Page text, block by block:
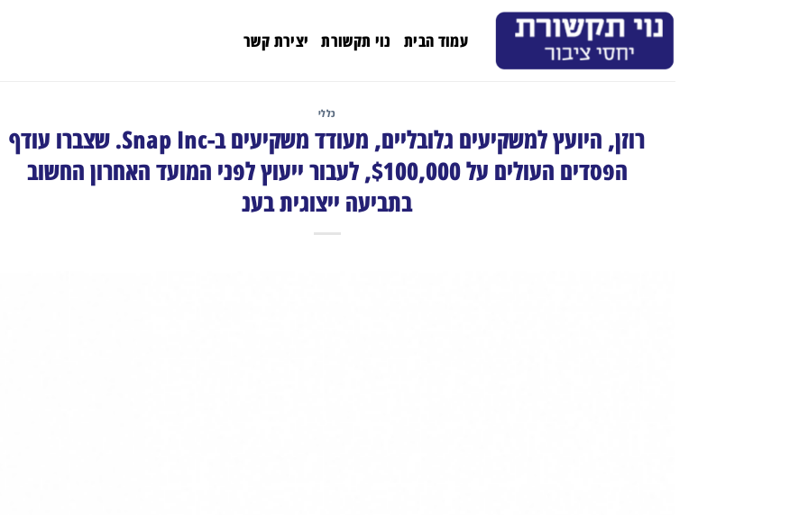
עמוד הבית נוי תקשורת יצירת קשר
כללי
רוזן, היועץ למשקיעים גלובליים, מעודד משקיעים ב-Snap Inc. שצברו עודף
הפסדים העולים על $100,000, לעבור ייעוץ לפני המועד האחרון החשוב
בתביעה ייצוגית בענ